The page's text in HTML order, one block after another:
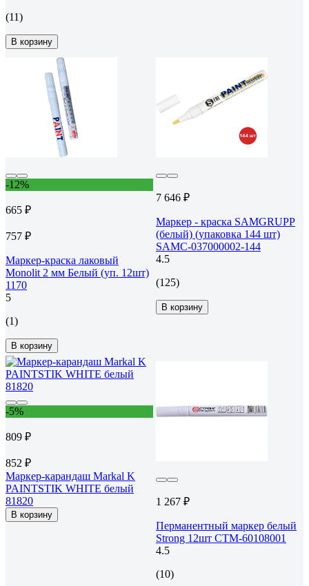
(11)
В корзину
-12%
665 ₽
757 ₽
Маркер-краска лаковый
Monolit 2 мм Белый (уп. 12шт)
1170
5
(1)
В корзину
7 646 ₽
Маркер - краска SAMGRUPP
(белый) (упаковка 144 шт)
SAMC-037000002-144
4.5
(125)
В корзину
-5%
809 ₽
852 ₽
Маркер-карандаш Markal K
PAINTSTIK WHITE белый
81820
В корзину
1 267 ₽
Перманентный маркер белый
Strong 12шт СТМ-60108001
4.5
(10)